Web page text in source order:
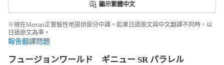
顯示繁體中文
※現在Mercari正實驗性地提供部分中譯。如果日語原文與中文翻譯不同時，以
日語原文為準。
報告翻譯問題
フュージョンワールド ギニュー SR パラレル